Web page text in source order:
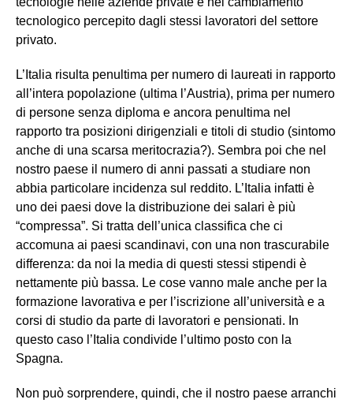
tecnologico percepito dagli stessi lavoratori del settore
privato.
L’Italia risulta penultima per numero di laureati in rapporto
all’intera popolazione (ultima l’Austria), prima per numero
di persone senza diploma e ancora penultima nel
rapporto tra posizioni dirigenziali e titoli di studio (sintomo
anche di una scarsa meritocrazia?). Sembra poi che nel
nostro paese il numero di anni passati a studiare non
abbia particolare incidenza sul reddito. L’Italia infatti è
uno dei paesi dove la distribuzione dei salari è più
“compressa”. Si tratta dell’unica classifica che ci
accomuna ai paesi scandinavi, con una non trascurabile
differenza: da noi la media di questi stessi stipendi è
nettamente più bassa. Le cose vanno male anche per la
formazione lavorativa e per l’iscrizione all’università e a
corsi di studio da parte di lavoratori e pensionati. In
questo caso l’Italia condivide l’ultimo posto con la
Spagna.
Non può sorprendere, quindi, che il nostro paese arranchi